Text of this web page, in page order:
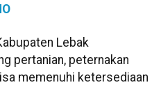
Lebak
pertanian, peternakan
memenuhi ketersediaan